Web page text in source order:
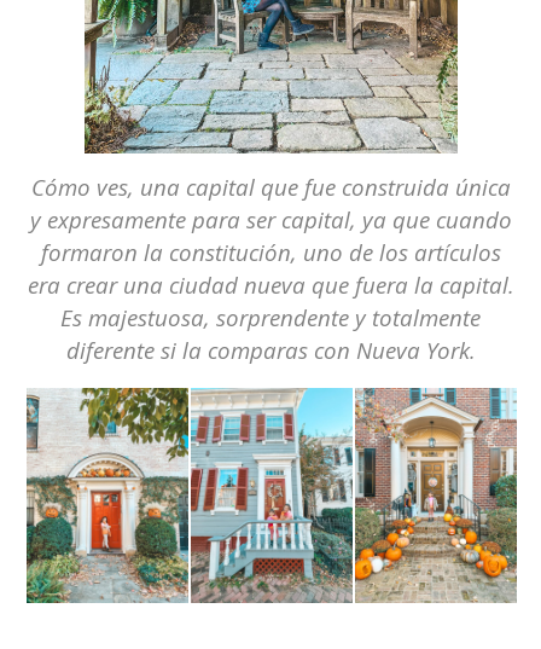
Cómo ves, una capital que fue construida única
y expresamente para ser capital, ya que cuando
formaron la constitución, uno de los artículos
era crear una ciudad nueva que fuera la capital.
Es majestuosa, sorprendente y totalmente
diferente si la comparas con Nueva York.